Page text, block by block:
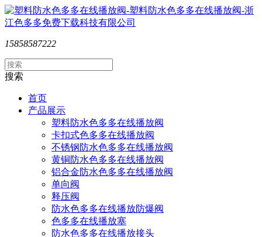
15858587222
搜索
首页
产品展示
塑料防水色多多在线播放阀
卡扣式色多多在线播放阀
不锈钢防水色多多在线播放阀
黄铜防水色多多在线播放阀
铝合金防水色多多在线播放阀
单向阀
释压阀
防水色多多在线播放防爆阀
色多多在线播放塞
防水色多多在线播放接头